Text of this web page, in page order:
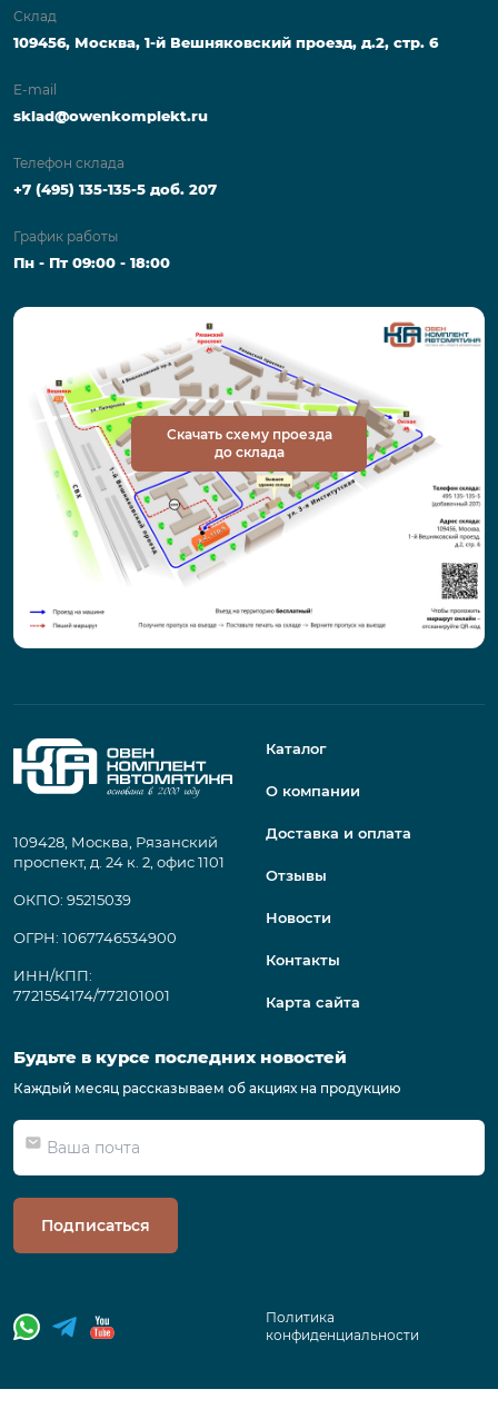
Склад
109456, Москва, 1-й Вешняковский проезд, д.2, стр. 6
E-mail
sklad@owenkomplekt.ru
Телефон склада
+7 (495) 135-135-5 доб. 207
График работы
Пн - Пт 09:00 - 18:00
Скачать схему проезда
до склада
109428, Москва, Рязанский
проспект, д. 24 к. 2, офис 1101
ОКПО: 95215039
ОГРН: 1067746534900
ИНН/КПП:
7721554174/772101001
Каталог
О компании
Доставка и оплата
Отзывы
Новости
Контакты
Карта сайта
Будьте в курсе последних новостей
Каждый месяц рассказываем об акциях на продукцию
Подписаться
Политика
конфиденциальности